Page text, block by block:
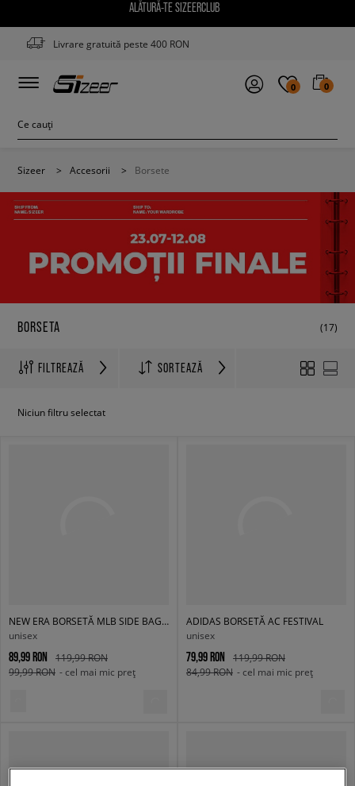
ALĂTURĂ-TE SIZEERCLUB
Livrare gratuită peste 400 RON
0 0
Sizeer > Accesorii > Borsete
BORSETA (17)
FILTREAZĂ SORTEAZĂ
Niciun filtru selectat
NEW ERA BORSETĂ MLB SIDE BAG NEYYAN BLKBLK NEW YORK YANKEES
unisex
89,99 RON
119,99 RON
99,99 RON - cel mai mic preț
ADIDAS BORSETĂ AC FESTIVAL
unisex
79,99 RON
119,99 RON
84,99 RON - cel mai mic preț